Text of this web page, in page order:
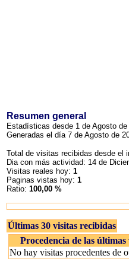
Resumen general
Estadísticas desde 1 de Agosto
Generadas el día 7 de Agosto de
Total de visitas recibidas desde el
Dia con más actividad: 14 de
Visitas reales hoy: 1
Paginas vistas hoy: 1
Ratio: 100,00 %
Últimas 30 visitas recibidas
Procedencia de las últimas
No hay visitas procedentes de